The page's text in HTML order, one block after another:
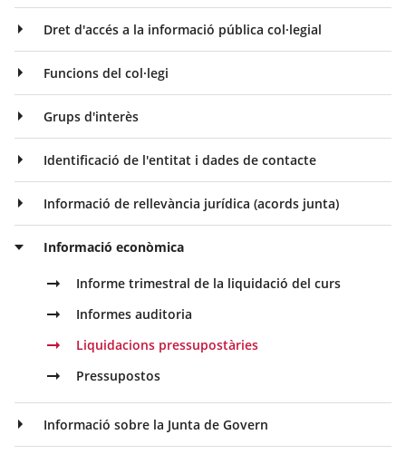
Dret d'accés a la informació pública col·legial
Funcions del col·legi
Grups d'interès
Identificació de l'entitat i dades de contacte
Informació de rellevància jurídica (acords junta)
Informació econòmica
Informe trimestral de la liquidació del curs
Informes auditoria
Liquidacions pressupostàries
Pressupostos
Informació sobre la Junta de Govern